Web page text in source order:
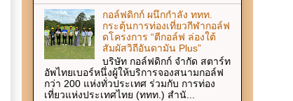
กอล์ฟดิกก์ ผนึกกำลัง ททท.
กระตุ้นการท่องเที่ยวกีฬากอล์ฟ
ดโครงการ “ตีกอล์ฟ ล่องใต้
สัมผัสวิถีอันดามัน Plus”
บริษัท กอล์ฟดิกก์ จำกัด สตาร์ท
อัพไทยเบอร์หนึ่งผู้ให้บริการจองสนามกอล์ฟ
กว่า 200 แห่งทั่วประเทศ ร่วมกับ การท่อง
เที่ยวแห่งประเทศไทย (ททท.) สำนั...